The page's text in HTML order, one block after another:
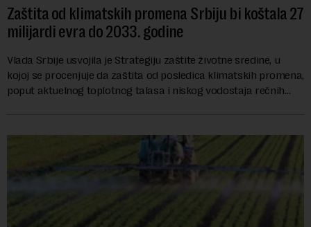
Zaštita od klimatskih promena Srbiju bi koštala 27
milijardi evra do 2033. godine
Vlada Srbije usvojila je Strategiju zaštite životne sredine, u
kojoj se procenjuje da zaštita od posledica klimatskih promena,
poput aktuelnog toplotnog talasa i niskog vodostaja rečnih